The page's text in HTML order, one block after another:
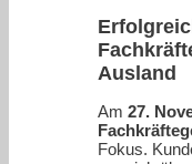
Ausland
Am 27.
Fokus.